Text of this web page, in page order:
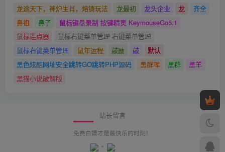
龙途天下，神炉生肖，熔铸玩法 龙最初 龙头企业 龙
齐全
鼻祖
鼻子
鼠标键盘录制 按键精灵 KeymouseGo5.1
鼠标连点器
鼠标右键菜单管理 右键菜单管理
鼠标右键菜单管理
鼠年运程 鼓励 鼓
默认
黑色炫酷网址安全跳转GO跳转PHP源码
黑群晖 黑群
黑羊
黑猫小说破解版
站长留言
免费白嫖才是最快乐的时刻！